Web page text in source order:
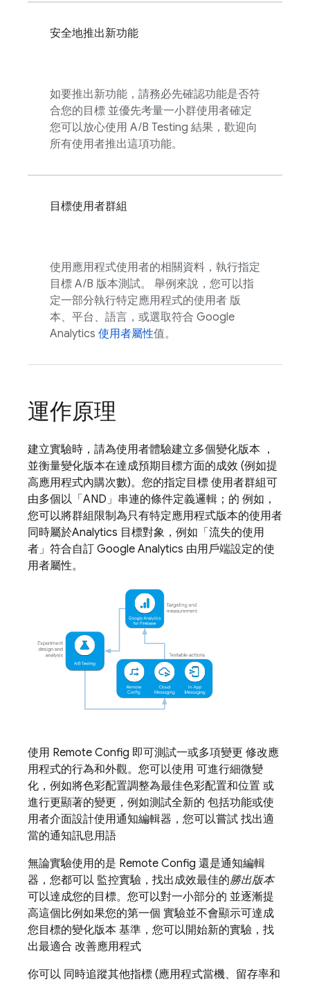
安全地推出新功能
如要推出新功能，請務必先確認功能是否符
合您的目標 並優先考量一小群使用者確定
您可以放心使用 A/B Testing 結果，歡迎向
所有使用者推出這項功能。
目標使用者群組
使用應用程式使用者的相關資料，執行指定
目標 A/B 版本測試。 舉例來說，您可以指
定一部分執行特定應用程式的使用者 版
本、平台、語言，或選取符合 Google
Analytics 使用者屬性值。
運作原理
建立實驗時，請為使用者體驗建立多個變化版本 ，
並衡量變化版本在達成預期目標方面的成效 (例如提
高應用程式內購次數)。您的指定目標 使用者群組可
由多個以「AND」串連的條件定義邏輯；的 例如，
您可以將群組限制為只有特定應用程式版本的使用者
同時屬於Analytics 目標對象，例如「流失的使用
者」符合自訂 Google Analytics 由用戶端設定的使
用者屬性。
使用 Remote Config 即可測試一或多項變更 修改應
用程式的行為和外觀。您可以使用 可進行細微變
化，例如將色彩配置調整為最佳色彩配置和位置 或
進行更顯著的變更，例如測試全新的 包括功能或使
用者介面設計使用通知編輯器，您可以嘗試 找出適
當的通知訊息用語
無論實驗使用的是 Remote Config 還是通知編輯
器，您都可以 監控實驗，找出成效最佳的勝出版本
可以達成您的目標。您可以對一小部分的 並逐漸提
高這個比例如果您的第一個 實驗並不會顯示可達成
您目標的變化版本 基準，您可以開始新的實驗，找
出最適合 改善應用程式
你可以 同時追蹤其他指標 (應用程式當機、留存率和